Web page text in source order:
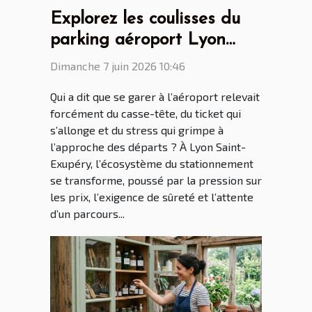
Explorez les coulisses du
parking aéroport Lyon
Saint Ex entre innovations
Dimanche 7 juin 2026 10:46
Qui a dit que se garer à l’aéroport relevait
forcément du casse-tête, du ticket qui
s’allonge et du stress qui grimpe à
l’approche des départs ? À Lyon Saint-
Exupéry, l’écosystème du stationnement
se transforme, poussé par la pression sur
les prix, l’exigence de sûreté et l’attente
d’un parcours...